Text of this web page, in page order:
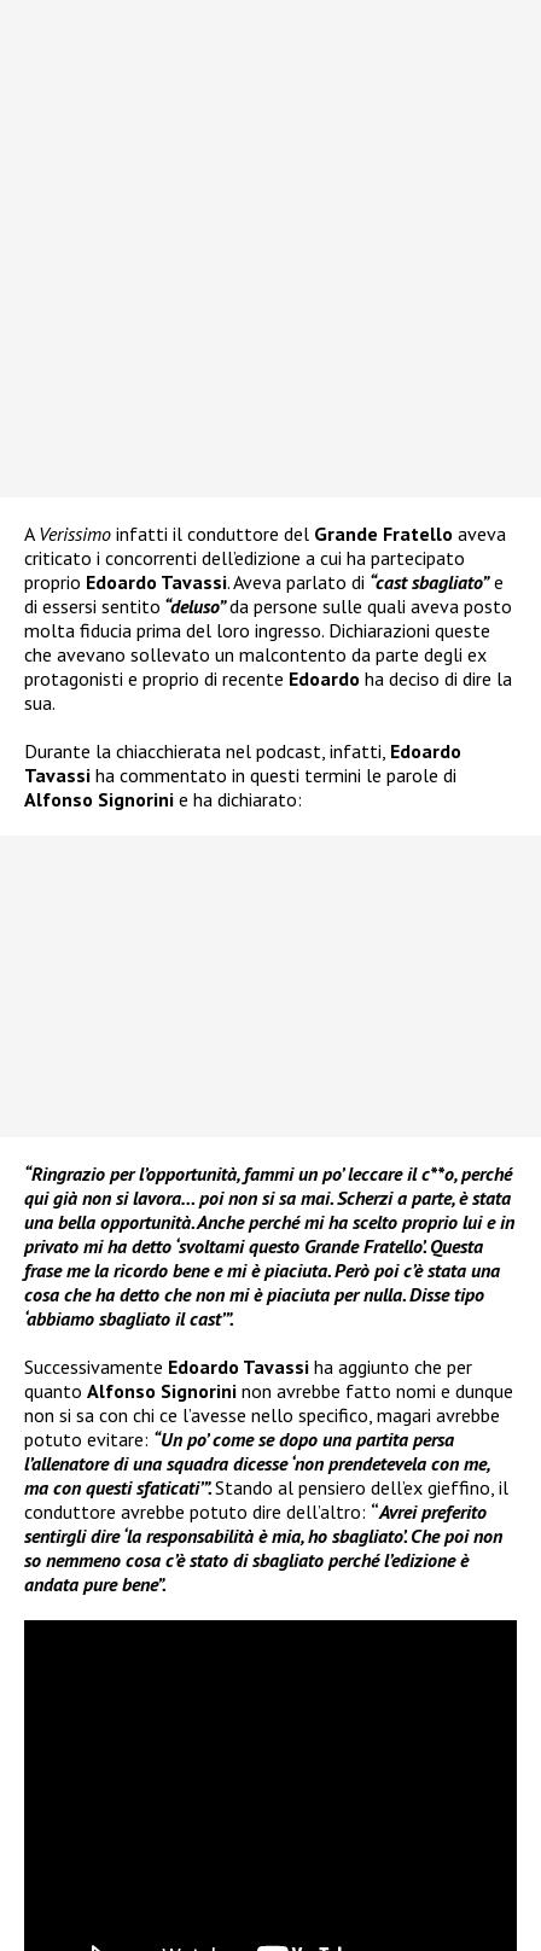
A Verissimo infatti il conduttore del Grande Fratello aveva
criticato i concorrenti dell’edizione a cui ha partecipato
proprio Edoardo Tavassi. Aveva parlato di “cast sbagliato”e
di essersi sentito “deluso”da persone sulle quali aveva posto
molta fiducia prima del loro ingresso. Dichiarazioni queste
che avevano sollevato un malcontento da parte degli ex
protagonisti e proprio di recente Edoardo ha deciso di dire la
sua.
Durante la chiacchierata nel podcast, infatti, Edoardo
Tavassi ha commentato in questi termini le parole di
Alfonso Signorini e ha dichiarato:
“Ringrazio per l’opportunità, fammi un po’ leccare il c**o, perché
qui già non si lavora… poi non si sa mai. Scherzi a parte, è stata
una bella opportunità. Anche perché mi ha scelto proprio lui e in
privato mi ha detto ‘svoltami questo Grande Fratello’. Questa
frase me la ricordo bene e mi è piaciuta. Però poi c’è stata una
cosa che ha detto che non mi è piaciuta per nulla. Disse tipo
‘abbiamo sbagliato il cast’”.
Successivamente Edoardo Tavassi ha aggiunto che per
quanto Alfonso Signorini non avrebbe fatto nomi e dunque
non si sa con chi ce l’avesse nello specifico, magari avrebbe
potuto evitare: “Un po’ come se dopo una partita persa
l’allenatore di una squadra dicesse ‘non prendetevela con me,
ma con questi sfaticati’”.Stando al pensiero dell’ex gieffino, il
conduttore avrebbe potuto dire dell’altro: “Avrei preferito
sentirgli dire ‘la responsabilità è mia, ho sbagliato’. Che poi non
so nemmeno cosa c’è stato di sbagliato perché l’edizione è
andata pure bene”.